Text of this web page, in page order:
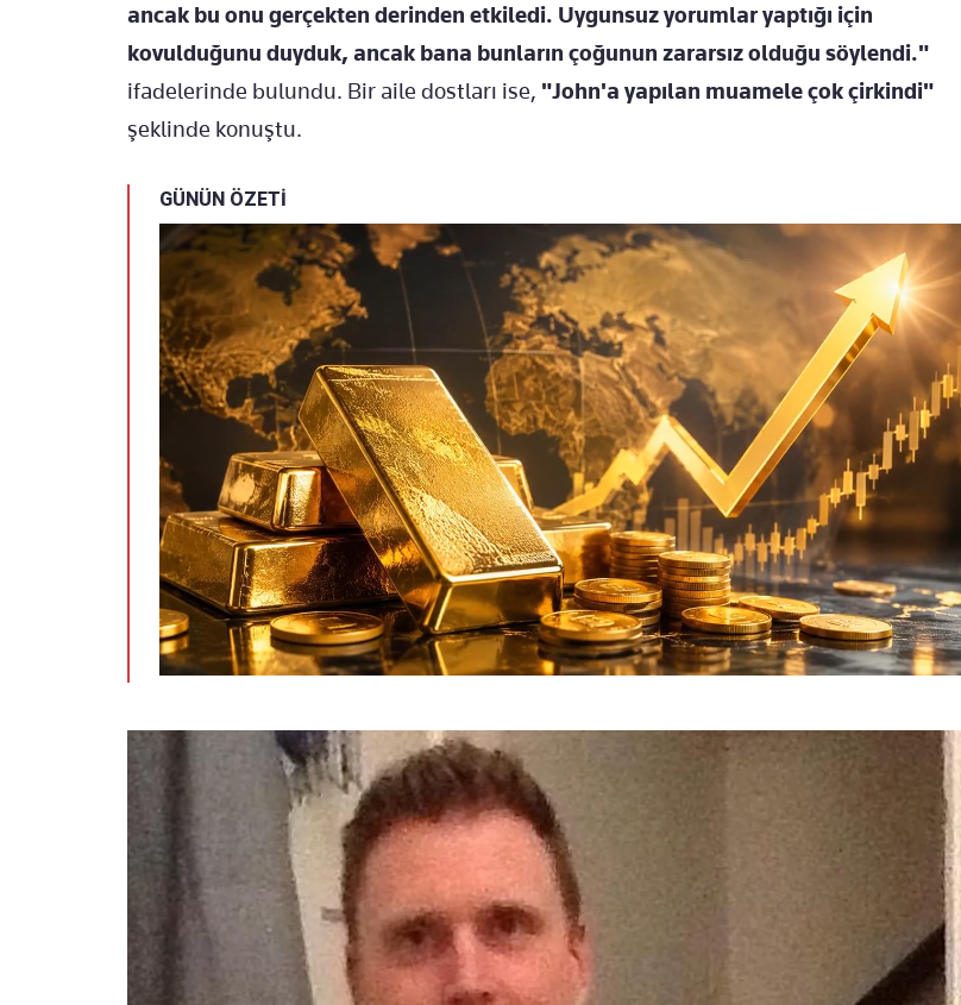
ancak bu onu gerçekten derinden etkiledi. Uygunsuz yorumlar yaptığı için
kovulduğunu duyduk, ancak bana bunların çoğunun zararsız olduğu söylendi."
ifadelerinde bulundu. Bir aile dostları ise, "John'a yapılan muamele çok çirkindi"
şeklinde konuştu.
GÜNÜN ÖZETİ